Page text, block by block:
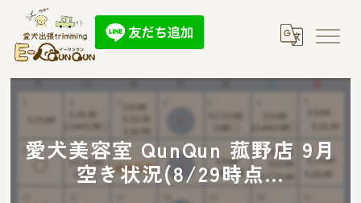
愛犬美容室 QunQun 菰野店 9月
空き状況(8/29時点...